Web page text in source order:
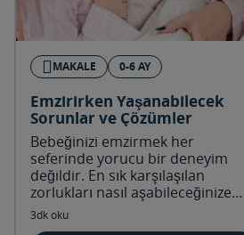
MAKALE 0-6 AY
Emzirirken Yaşanabilecek
Sorunlar ve Çözümler
Bebeğinizi emzirmek her
seferinde yorucu bir deneyim
değildir. En sık karşılaşılan
zorlukları nasıl aşabileceğinize
birlikte göz atalım.
3dk oku